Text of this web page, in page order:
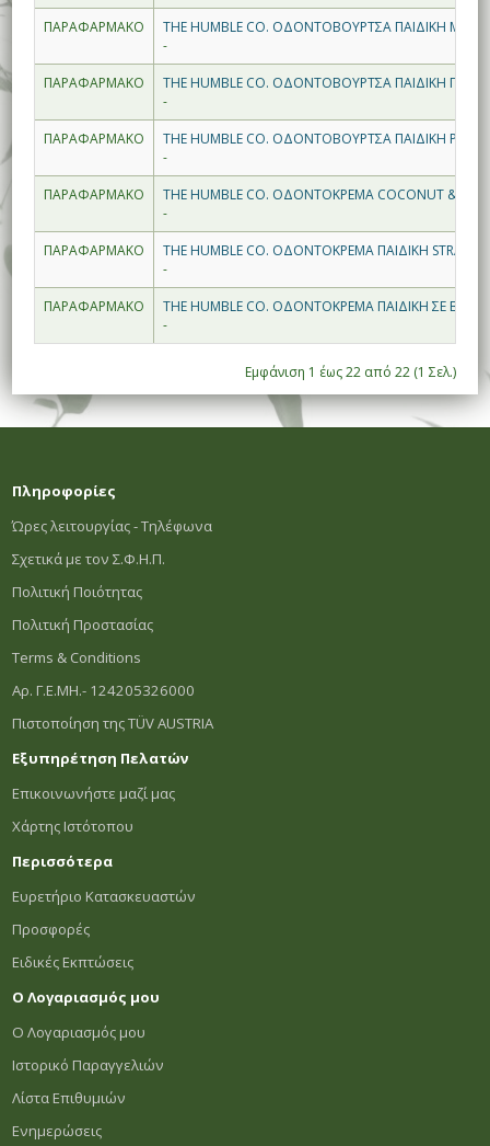
ΠΑΡΑΦΑΡΜΑΚΟ
THE HUMBLE CO. ΟΔΟΝΤΟΒΟΥΡΤΣΑ ΠΑΙΔΙΚΗ ΜΠΛΕ
-
ΠΑΡΑΦΑΡΜΑΚΟ
THE HUMBLE CO. ΟΔΟΝΤΟΒΟΥΡΤΣΑ ΠΑΙΔΙΚΗ
-
ΠΑΡΑΦΑΡΜΑΚΟ
THE HUMBLE CO. ΟΔΟΝΤΟΒΟΥΡΤΣΑ ΠΑΙΔΙΚΗ ΡΟΖ
-
ΠΑΡΑΦΑΡΜΑΚΟ
THE HUMBLE CO. ΟΔΟΝΤΟΚΡΕΜΑ COCONUT &
-
ΠΑΡΑΦΑΡΜΑΚΟ
THE HUMBLE CO. ΟΔΟΝΤΟΚΡΕΜΑ ΠΑΙΔΙΚΗ
-
ΠΑΡΑΦΑΡΜΑΚΟ
THE HUMBLE CO. ΟΔΟΝΤΟΚΡΕΜΑ ΠΑΙΔΙΚΗ ΣΕ ΒΑΖΟ
-
Εμφάνιση 1 έως 22 από 22 (1 Σελ.)
Πληροφορίες
Ώρες λειτουργίας - Τηλέφωνα
Σχετικά με τον Σ.Φ.Η.Π.
Πολιτική Ποιότητας
Πολιτική Προστασίας
Terms & Conditions
Αρ. Γ.Ε.ΜΗ.- 124205326000
Πιστοποίηση της TÜV AUSTRIA
Εξυπηρέτηση Πελατών
Επικοινωνήστε μαζί μας
Χάρτης Ιστότοπου
Περισσότερα
Ευρετήριο Κατασκευαστών
Προσφορές
Ειδικές Εκπτώσεις
Ο Λογαριασμός μου
Ο Λογαριασμός μου
Ιστορικό Παραγγελιών
Λίστα Επιθυμιών
Ενημερώσεις